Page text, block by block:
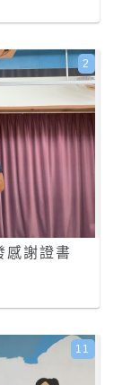
感謝證書
2
11